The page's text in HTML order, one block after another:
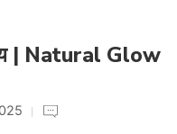
| Natural Glow